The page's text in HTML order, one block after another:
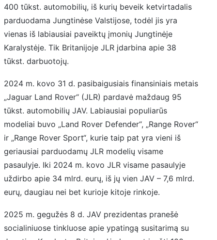
400 tūkst. automobilių, iš kurių beveik ketvirtadalis
parduodama Jungtinėse Valstijose, todėl jis yra
vienas iš labiausiai paveiktų įmonių Jungtinėje
Karalystėje. Tik Britanijoje JLR įdarbina apie 38
tūkst. darbuotojų.
2024 m. kovo 31 d. pasibaigusiais finansiniais metais
„Jaguar Land Rover“ (JLR) pardavė maždaug 95
tūkst. automobilių JAV. Labiausiai populiarūs
modeliai buvo „Land Rover Defender“, „Range Rover“
ir „Range Rover Sport“, kurie taip pat yra vieni iš
geriausiai parduodamų JLR modelių visame
pasaulyje. Iki 2024 m. kovo JLR visame pasaulyje
uždirbo apie 34 mlrd. eurų, iš jų vien JAV – 7,6 mlrd.
eurų, daugiau nei bet kurioje kitoje rinkoje.
2025 m. gegužės 8 d. JAV prezidentas pranešė
socialiniuose tinkluose apie ypatingą susitarimą su